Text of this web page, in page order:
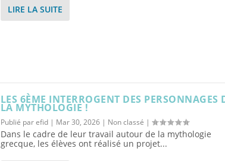
LIRE LA SUITE
LES 6ÈME INTERROGENT DES PERSONNAGES
LA MYTHOLOGIE !
Publié parefid| Mar 30, 2026| Non classé |
Dans le cadre de leur travail autour de la mythologie
grecque, les élèves ont réalisé un projet...